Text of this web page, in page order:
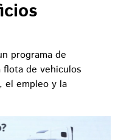
programa de
flota de vehículos
el empleo y la